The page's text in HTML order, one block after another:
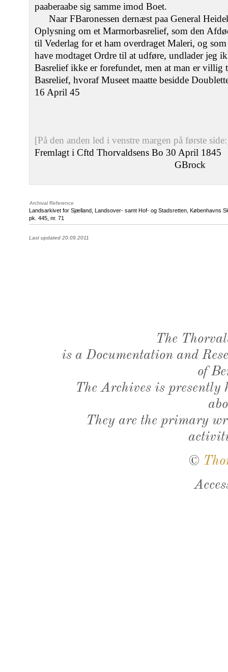
paaberaabe sig samme imod Boet.
Naar FBaronessen dernæst paa General
Oplysning om et Marmorbasrelief, som den
til Vederlag for et ham overdraget Maleri, og
have modtaget Ordre til at udføre, undlader jeg
Basrelief ikke er forefundet, men at man er villig
Basrelief, hvoraf Museet maatte besidde
16 April 45
[På den anden led i venstre margen på første
Fremlagt i Cftd Thorvaldsens Bo 30 April 1845
GBrock
Archival Reference
Landsarkivet for Sjælland, Landsover- samt Hof- og Stadsretten, Københavns
pk. 445, nr. 71
Last updated 20.09.2011
The
is a Documentation and
of
The Archives is presently
They are the primary
©